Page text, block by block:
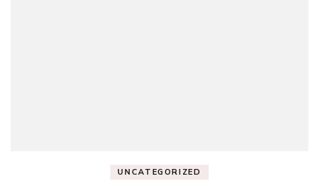
UNCATEGORIZED